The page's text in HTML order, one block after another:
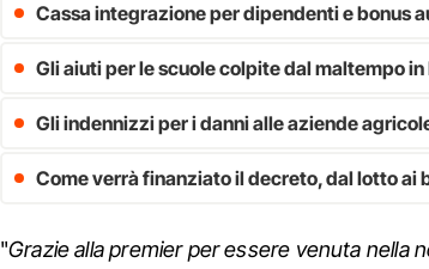
Cassa integrazione per dipendenti e bonus
Gli aiuti per le scuole colpite dal maltempo in
Gli indennizzi per i danni alle aziende
Come verrà finanziato il decreto, dal lotto ai
"Grazie alla premier per essere venuta nella